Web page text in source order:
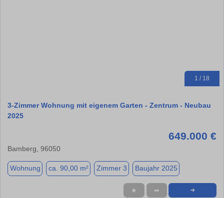
1 / 18
3-Zimmer Wohnung mit eigenem Garten - Zentrum - Neubau
2025
649.000 €
Bamberg, 96050
Wohnung ca. 90,00 m² Zimmer 3 Baujahr 2025
★ ➦ ➜